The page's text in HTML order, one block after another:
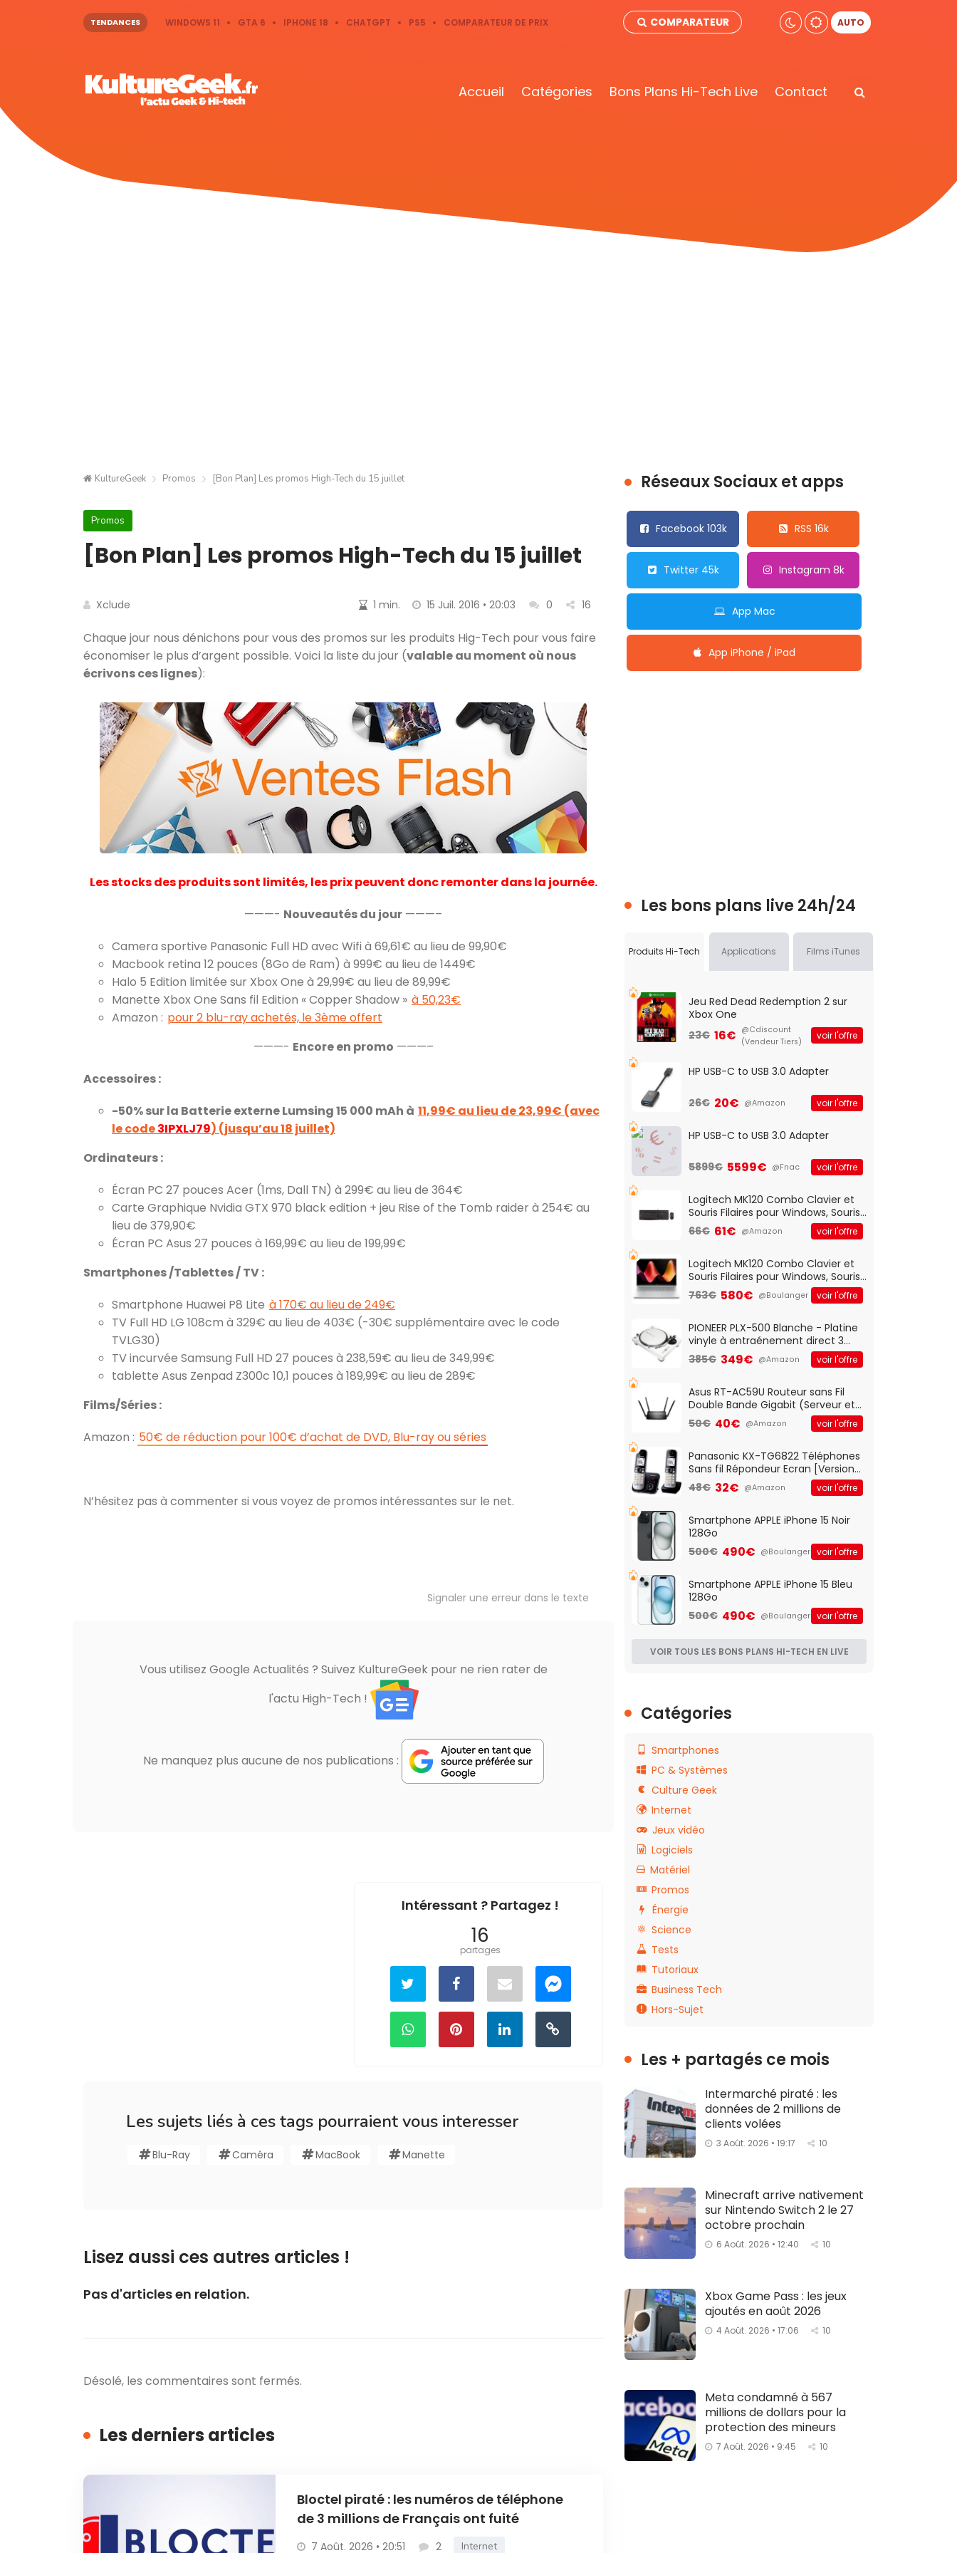
TENDANCES WINDOWS 11 GTA 6 IPHONE 18 CHATGPT PS5 COMPARATEUR DE PRIX COMPARATEUR AUTO
Accueil Catégories Bons Plans Hi-Tech Live Contact
KultureGeek Promos [Bon Plan] Les promos High-Tech du 15 juillet
Promos
[Bon Plan] Les promos High-Tech du 15 juillet
Xclude 1 min. 15 Juil. 2016 • 20:03 0 16
Chaque jour nous dénichons pour vous des promos sur les produits Hig-Tech pour vous faire
économiser le plus d’argent possible. Voici la liste du jour (valable au moment où nous
écrivons ces lignes):
Les stocks des produits sont limités, les prix peuvent donc remonter dans la journée.
———- Nouveautés du jour ———–
Camera sportive Panasonic Full HD avec Wifi à 69,61€ au lieu de 99,90€
Macbook retina 12 pouces (8Go de Ram) à 999€ au lieu de 1449€
Halo 5 Edition limitée sur Xbox One à 29,99€ au lieu de 89,99€
Manette Xbox One Sans fil Edition « Copper Shadow » à 50,23€
Amazon : pour 2 blu-ray achetés, le 3ème offert
———- Encore en promo ———–
Accessoires :
-50% sur la Batterie externe Lumsing 15 000 mAh à 11,99€ au lieu de 23,99€ (avec
le code3IPXLJ79) (jusqu’au 18 juillet)
Ordinateurs :
Écran PC 27 pouces Acer (1ms, Dall TN) à 299€ au lieu de 364€
Carte Graphique Nvidia GTX 970 black edition + jeu Rise of the Tomb raider à 254€ au
lieu de 379,90€
Écran PC Asus 27 pouces à 169,99€ au lieu de 199,99€
Smartphones /Tablettes / TV :
Smartphone Huawei P8 Lite à 170€ au lieu de 249€
TV Full HD LG 108cm à 329€ au lieu de 403€ (-30€ supplémentaire avec le code
TVLG30)
TV incurvée Samsung Full HD 27 pouces à 238,59€ au lieu de 349,99€
tablette Asus Zenpad Z300c 10,1 pouces à 189,99€ au lieu de 289€
Films/Séries :
Amazon : 50€ de réduction pour 100€ d’achat de DVD, Blu-ray ou séries
N’hésitez pas à commenter si vous voyez de promos intéressantes sur le net.
Signaler une erreur dans le texte
Vous utilisez Google Actualités ? Suivez KultureGeek pour ne rien rater de
l'actu High-Tech !
Ne manquez plus aucune de nos publications :
Intéressant ? Partagez !
16
partages
Les sujets liés à ces tags pourraient vous interesser
Blu-Ray Caméra MacBook Manette
Lisez aussi ces autres articles !
Pas d'articles en relation.
Désolé, les commentaires sont fermés.
Les derniers articles
Bloctel piraté : les numéros de téléphone
de 3 millions de Français ont fuité
7 Août. 2026 • 20:51 2 Internet
Réseaux Sociaux et apps
Facebook 103k RSS 16k
Twitter 45k Instagram 8k
App Mac
App iPhone / iPad
Les bons plans live 24h/24
Produits Hi-Tech Applications Films iTunes
Jeu Red Dead Redemption 2 sur
Xbox One
23€ 16€ @Cdiscount
(Vendeur Tiers)
voir l'offre
HP USB-C to USB 3.0 Adapter
26€ 20€ @Amazon voir l'offre
HP USB-C to USB 3.0 Adapter
5899€ 5599€ @Fnac voir l'offre
Logitech MK120 Combo Clavier et
Souris Filaires pour Windows, Souris
Optique Filaire, Connexion USB Plug
And Play, Confortable, Taille
QWERTY UK - Noir
66€ 61€ @Amazon voir l'offre
Logitech MK120 Combo Clavier et
Souris Filaires pour Windows, Souris
Optique Filaire, Connexion USB Plug
And Play, Confortable, Taille
QWERTY UK - Noir
763€ 580€ @Boulanger voir l'offre
PIONEER PLX-500 Blanche - Platine
vinyle à entraénement direct 3
vitesses (33-45-78 trs/min) avec
pre-ampli intégré et port USB
385€ 349€ @Amazon voir l'offre
Asus RT-AC59U Routeur sans Fil
Double Bande Gigabit (Serveur et
Client VPN, Triple Vlan, Mode Point
d'accès et Bridge, contrôle
50€ 40€ @Amazon voir l'offre
Panasonic KX-TG6822 Téléphones
Sans fil Répondeur Ecran [Version
Française]
48€ 32€ @Amazon voir l'offre
Smartphone APPLE iPhone 15 Noir
128Go
500€ 490€ @Boulanger voir l'offre
Smartphone APPLE iPhone 15 Bleu
128Go
500€ 490€ @Boulanger voir l'offre
VOIR TOUS LES BONS PLANS HI-TECH EN LIVE
Catégories
Smartphones
PC & Systèmes
Culture Geek
Internet
Jeux vidéo
Logiciels
Matériel
Promos
Énergie
Science
Tests
Tutoriaux
Business Tech
Hors-Sujet
Les + partagés ce mois
Intermarché piraté : les
données de 2 millions de
clients volées
3 Août. 2026 • 19:17 10
Minecraft arrive nativement
sur Nintendo Switch 2 le 27
octobre prochain
6 Août. 2026 • 12:40 10
Xbox Game Pass : les jeux
ajoutés en août 2026
4 Août. 2026 • 17:06 10
Meta condamné à 567
millions de dollars pour la
protection des mineurs
7 Août. 2026 • 9:45 10